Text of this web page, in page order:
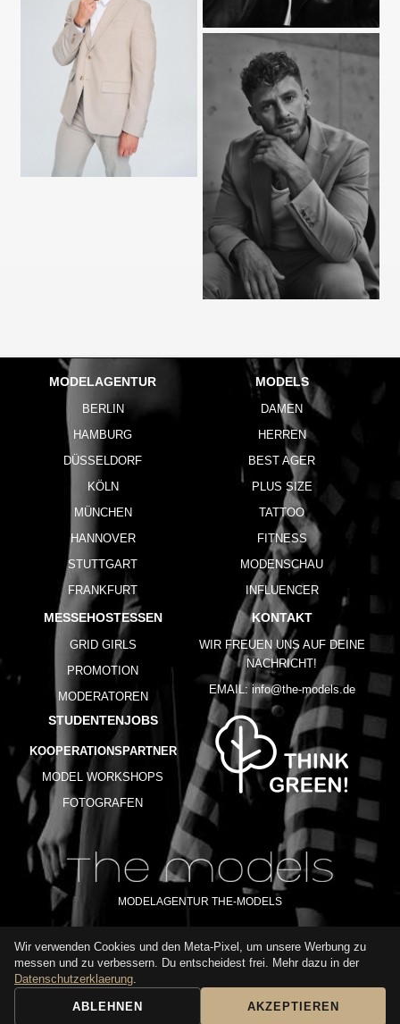
MODELAGENTUR
BERLIN
HAMBURG
DÜSSELDORF
KÖLN
MÜNCHEN
HANNOVER
STUTTGART
FRANKFURT
MODELS
DAMEN
HERREN
BEST AGER
PLUS SIZE
TATTOO
FITNESS
MODENSCHAU
INFLUENCER
MESSEHOSTESSEN
GRID GIRLS
PROMOTION
MODERATOREN
STUDENTENJOBS
KOOPERATIONSPARTNER
MODEL WORKSHOPS
FOTOGRAFEN
KONTAKT
WIR FREUEN UNS AUF DEINE
NACHRICHT!
EMAIL: info@the-models.de
MODELAGENTUR THE-MODELS
IMPRESSUM AGB DATENSCHUTZ
NUTZUNGSBEDINGUNGEN
Wir verwenden Cookies und den Meta-Pixel, um unsere Werbung zu
messen und zu verbessern. Du entscheidest frei. Mehr dazu in der
Datenschutzerklaerung.
ABLEHNEN AKZEPTIEREN